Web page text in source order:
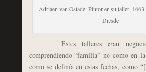
Adriaen van Ostade: Pintor en su taller, 1663.
Dresde
Estos talleres eran
comprendiendo “familia” no como en
como se definía en estas fechas, como